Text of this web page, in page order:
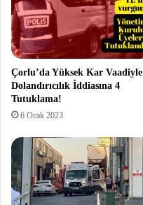
Çorlu’da Yüksek Kar Vaadiyle
Dolandırıcılık İddiasına 4
Tutuklama!
6 Ocak 2023